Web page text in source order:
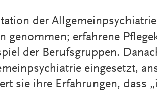
der
erfahrene
der Berufsgruppen.
eingesetzt,
sie ihre Erfahrungen, dass